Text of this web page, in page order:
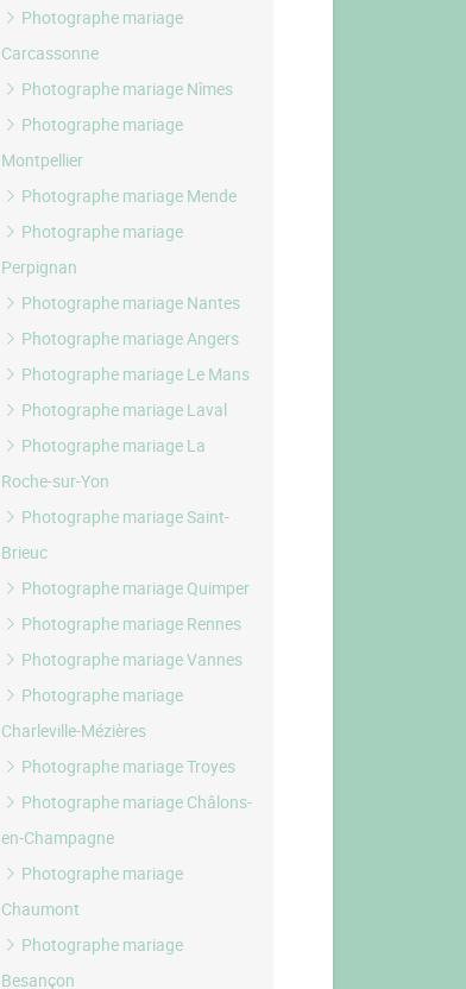
Photographe mariage
Carcassonne
Photographe mariage Nîmes
Photographe mariage
Montpellier
Photographe mariage Mende
Photographe mariage
Perpignan
Photographe mariage Nantes
Photographe mariage Angers
Photographe mariage Le Mans
Photographe mariage Laval
Photographe mariage La
Roche-sur-Yon
Photographe mariage Saint-
Brieuc
Photographe mariage Quimper
Photographe mariage Rennes
Photographe mariage Vannes
Photographe mariage
Charleville-Mézières
Photographe mariage Troyes
Photographe mariage Châlons-
en-Champagne
Photographe mariage
Chaumont
Photographe mariage
Besançon